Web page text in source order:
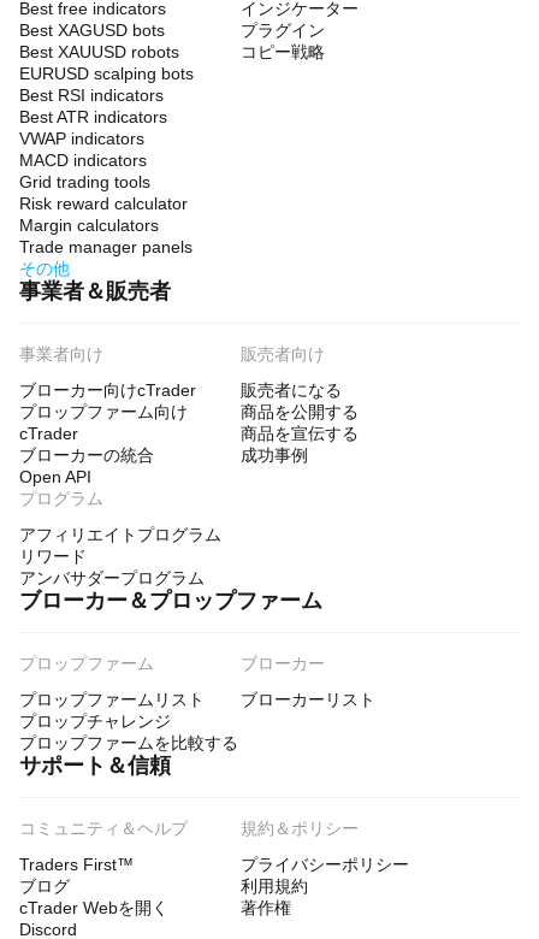
Best free indicators
Best XAGUSD bots
Best XAUUSD robots
EURUSD scalping bots
Best RSI indicators
Best ATR indicators
VWAP indicators
MACD indicators
Grid trading tools
Risk reward calculator
Margin calculators
Trade manager panels
その他
インジケーター
プラグイン
コピー戦略
事業者＆販売者
事業者向け
ブローカー向けcTrader
プロップファーム向け
cTrader
ブローカーの統合
Open API
販売者向け
販売者になる
商品を公開する
商品を宣伝する
成功事例
プログラム
アフィリエイトプログラム
リワード
アンバサダープログラム
ブローカー＆プロップファーム
プロップファーム
プロップファームリスト
プロップチャレンジ
プロップファームを比較する
ブローカー
ブローカーリスト
サポート＆信頼
コミュニティ＆ヘルプ
Traders First™
ブログ
cTrader Webを開く
Discord
規約＆ポリシー
プライバシーポリシー
利用規約
著作権